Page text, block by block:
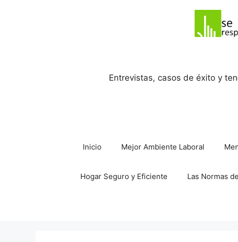
Entrevistas, casos de éxito y
Inicio Mejor Ambiente Laboral
Hogar Seguro y Eficiente Las Normas